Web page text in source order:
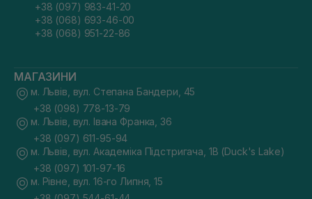
+38 (097) 983-41-20
+38 (068) 693-46-00
+38 (068) 951-22-86
МАГАЗИНИ
м. Львів, вул. Степана Бандери, 45
+38 (098) 778-13-79
м. Львів, вул. Івана Франка, 36
+38 (097) 611-95-94
м. Львів, вул. Академіка Підстригача, 1В (Duck's Lake)
+38 (097) 101-97-16
м. Рівне, вул. 16-го Липня, 15